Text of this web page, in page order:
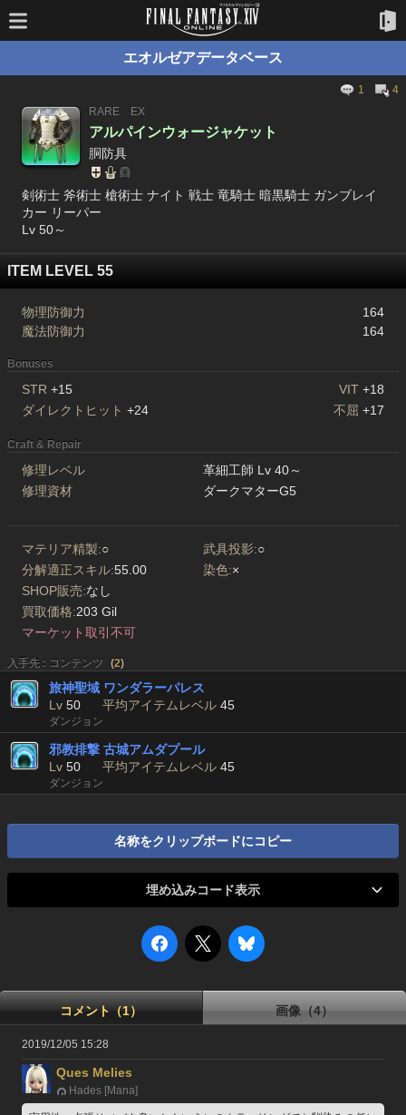
エオルゼアデータベース
1
4
RARE
EX
アルパインウォージャケット
胴防具
剣術士 斧術士 槍術士 ナイト 戦士 竜騎士 暗黒騎士 ガンブレイ
カー リーパー
Lv 50～
ITEM LEVEL 55
物理防御力
164
魔法防御力
164
Bonuses
STR +15 VIT +18
ダイレクトヒット +24 不屈 +17
Craft & Repair
修理レベル
革細工師 Lv 40～
修理資材
ダークマターG5
マテリア精製:○ 武具投影:○
分解適正スキル:55.00 染色:×
SHOP販売:なし
買取価格:203 Gil
マーケット取引不可
入手先 : コンテンツ (2)
旅神聖域 ワンダラーパレス
Lv 50 平均アイテムレベル 45
ダンジョン
邪教排撃 古城アムダプール
Lv 50 平均アイテムレベル 45
ダンジョン
名称をクリップボードにコピー
埋め込みコード表示
コメント（1） 画像（4）
2019/12/05 15:28
Ques Melies
Hades [Mana]